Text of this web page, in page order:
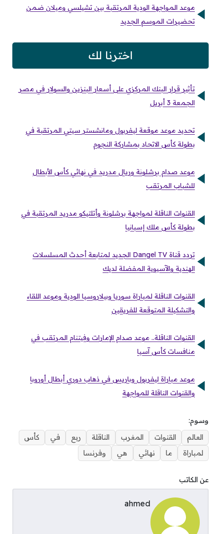
موعد المواجهة الودية المرتقبة بين تشيلسي وميلان ضمن
تحضيرات الموسم الجديد
اخترنا لك
تأثير قرار البنك المركزي على أسعار البنزين والسولار في مصر
الجمعة 3 أبريل
تحديد موعد موقعة ليفربول ومانشستر سيتي المرتقبة في
بطولة كأس الاتحاد بمشاركة النجوم
موعد صدام برشلونة وريال مدريد في نهائي كأس الأبطال
للشباب المرتقب
القنوات الناقلة لمواجهة برشلونة وأتلتيكو مدريد المرتقبة في
بطولة كأس ملك إسبانيا
تردد قناة Dangel TV الجديد لمتابعة أحدث المسلسلات
الهندية والآسيوية المفضلة لديك
القنوات الناقلة لمباراة سوريا وبيلاروسيا الودية وموعد اللقاء
والتشكيلة المتوقعة للفريقين
القنوات الناقلة.. موعد صدام الإمارات وفيتنام المرتقب في
منافسات كأس آسيا
موعد مباراة ليفربول وباريس في ذهاب دوري أبطال أوروبا
والقنوات الناقلة للمواجهة
وسوم:
العالم
القنوات المغرب الناقلة ربع في
كأس
لمباراة
ما نهائي هي وفرنسا
عن الكاتب
ahmed